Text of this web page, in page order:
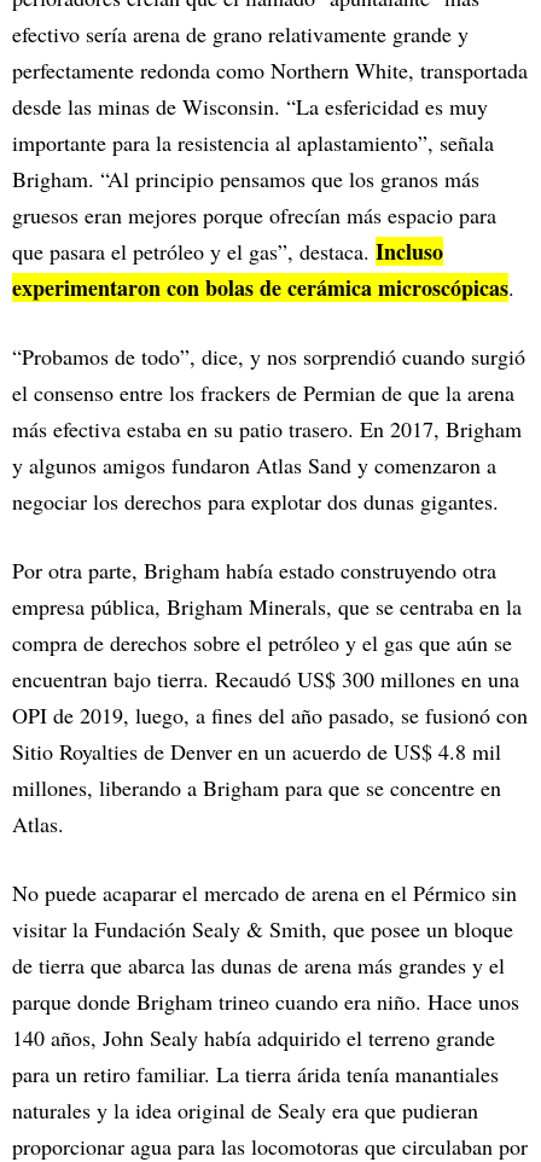
efectivo sería arena de grano relativamente grande y
perfectamente redonda como Northern White, transportada
desde las minas de Wisconsin. “La esfericidad es muy
importante para la resistencia al aplastamiento”, señala
Brigham. “Al principio pensamos que los granos más
gruesos eran mejores porque ofrecían más espacio para
que pasara el petróleo y el gas”, destaca. Incluso
experimentaron con bolas de cerámica microscópicas.
“Probamos de todo”, dice, y nos sorprendió cuando surgió
el consenso entre los frackers de Permian de que la arena
más efectiva estaba en su patio trasero. En 2017, Brigham
y algunos amigos fundaron Atlas Sand y comenzaron a
negociar los derechos para explotar dos dunas gigantes.
Por otra parte, Brigham había estado construyendo otra
empresa pública, Brigham Minerals, que se centraba en la
compra de derechos sobre el petróleo y el gas que aún se
encuentran bajo tierra. Recaudó US$ 300 millones en una
OPI de 2019, luego, a fines del año pasado, se fusionó con
Sitio Royalties de Denver en un acuerdo de US$ 4.8 mil
millones, liberando a Brigham para que se concentre en
Atlas.
No puede acaparar el mercado de arena en el Pérmico sin
visitar la Fundación Sealy & Smith, que posee un bloque
de tierra que abarca las dunas de arena más grandes y el
parque donde Brigham trineo cuando era niño. Hace unos
140 años, John Sealy había adquirido el terreno grande
para un retiro familiar. La tierra árida tenía manantiales
naturales y la idea original de Sealy era que pudieran
proporcionar agua para las locomotoras que circulaban por